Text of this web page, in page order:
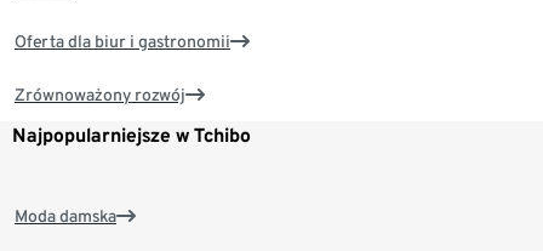
Oferta dla biur i gastronomii
Zrównoważony rozwój
Najpopularniejsze w Tchibo
Moda damska